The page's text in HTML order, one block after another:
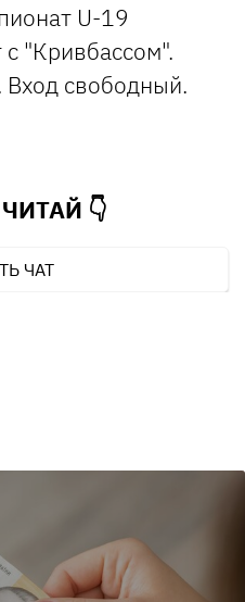
U-19
"Кривбассом".
свободный.
ЧИТАЙ 👇
ЧАТ